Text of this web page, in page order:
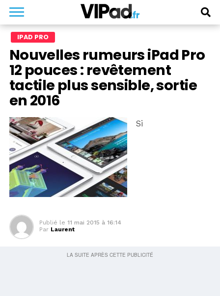
IPAD PRO
Nouvelles rumeurs iPad Pro
12 pouces : revêtement
tactile plus sensible, sortie
en 2016
Si
Publié le 11 mai 2015 à 16:14
Par Laurent